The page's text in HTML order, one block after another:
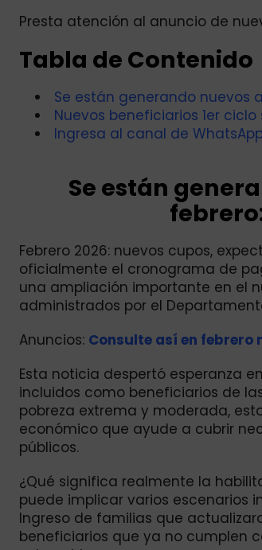
Presta atención al anuncio de
Tabla de Contenido
Se están generando nuevos
Nuevos beneficiarios 1er
Ingresa al canal de
Se están
Febrero 2026: nuevos cupos,
oficialmente el cronograma de
una ampliación importante en el
administrados por el
Anuncios: Consulte así en febrero
Esta noticia despertó esperanza
incluidos como beneficiarios de
pobreza extrema y moderada,
económico que ayude a cubrir
públicos.
¿Qué significa realmente la
puede implicar varios escenarios
Ingreso de familias que
beneficiarios que ya no cumplen